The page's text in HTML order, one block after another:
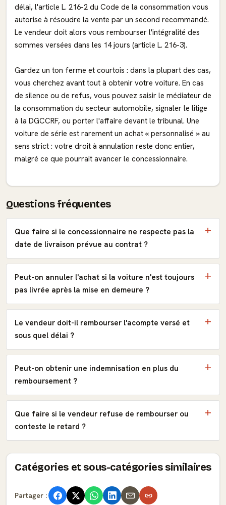
délai, l'article L. 216-2 du Code de la consommation vous
autorise à résoudre la vente par un second recommandé.
Le vendeur doit alors vous rembourser l'intégralité des
sommes versées dans les 14 jours (article L. 216-3).
Gardez un ton ferme et courtois : dans la plupart des cas,
vous cherchez avant tout à obtenir votre voiture. En cas
de silence ou de refus, vous pouvez saisir le médiateur de
la consommation du secteur automobile, signaler le litige
à la DGCCRF, ou porter l'affaire devant le tribunal. Une
voiture de série est rarement un achat « personnalisé » au
sens strict : votre droit à annulation reste donc entier,
malgré ce que pourrait avancer le concessionnaire.
Questions fréquentes
Que faire si le concessionnaire ne respecte pas la
date de livraison prévue au contrat ?
Peut-on annuler l'achat si la voiture n'est toujours
pas livrée après la mise en demeure ?
Le vendeur doit-il rembourser l'acompte versé et
sous quel délai ?
Peut-on obtenir une indemnisation en plus du
remboursement ?
Que faire si le vendeur refuse de rembourser ou
conteste le retard ?
Catégories et sous-catégories similaires
Partager :